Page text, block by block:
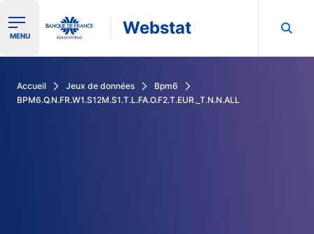
Ouvrir le menu de navigation
MENU Webstat
Accueil Jeux de données
Bpm6
BPM6.Q.N.FR.W1.S12M.S1.T.L.FA.O.F2.T.EUR._T.N.N.ALL